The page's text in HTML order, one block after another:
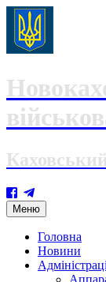
Меню Skip
to
content
Головна
Новини